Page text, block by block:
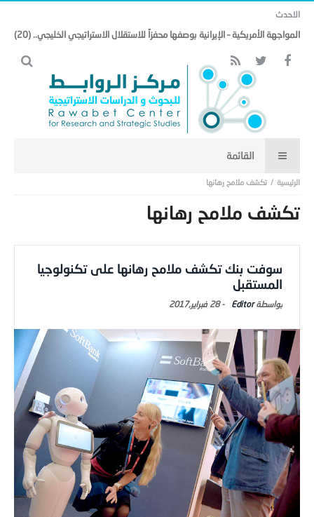
الاحدث
المواجهة الأمريكية – الإيرانية بوصفها محفزاً للاستقلال الاستراتيجي الخليجي.. (20)
تكشف ملامح رهانها
تكشف ملامح رهانها
سوفت بنك تكشف ملامح رهانها على تكنولوجيا
المستقبل
Editor
-28 فبراير,2017